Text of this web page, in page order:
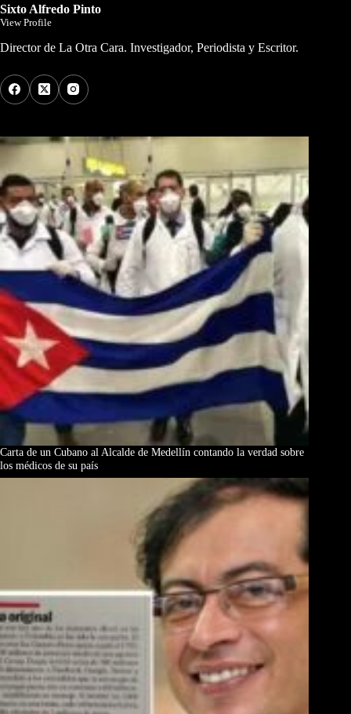
Sixto Alfredo Pinto
View Profile
Director de La Otra Cara. Investigador, Periodista y Escritor.
Carta de un Cubano al Alcalde de Medellín contando la verdad sobre
los médicos de su país